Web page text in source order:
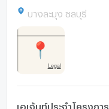
บางละมุง ชลบุรี
เอเจ้นท์ประจำโครงการ